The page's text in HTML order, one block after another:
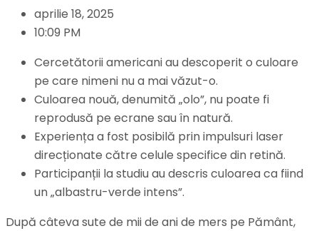
aprilie 18, 2025
10:09 PM
Cercetătorii americani au descoperit o culoare
pe care nimeni nu a mai văzut-o.
Culoarea nouă, denumită „olo”, nu poate fi
reprodusă pe ecrane sau în natură.
Experiența a fost posibilă prin impulsuri laser
direcționate către celule specifice din retină.
Participanții la studiu au descris culoarea ca fiind
un „albastru-verde intens”.
După câteva sute de mii de ani de mers pe Pământ,